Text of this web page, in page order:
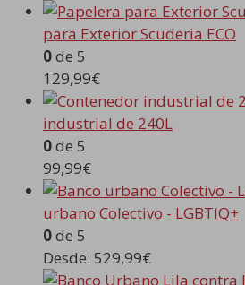
para Exterior Scuderia ECO
0de 5
129,99€
industrial de 240L
0de 5
99,99€
urbano Colectivo - LGBTIQ+
0de 5
Desde: 529,99€